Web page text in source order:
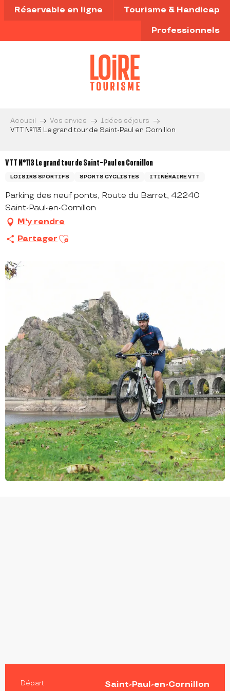
Aller
au
principal
Réservable en ligne Tourisme & Handicap
Professionnels
Accueil Vos envies
Idées séjours
VTT N°113 Le grand tour de Saint-Paul en Cornillon
VTT N°113 Le grand tour de Saint-Paul en Cornillon
LOISIRS SPORTIFS SPORTS CYCLISTES ITINÉRAIRE VTT
Parking des neuf ponts, Route du Barret, 42240
Saint-Paul-en-Cornillon
M'y rendre
Partager Ajouter aux favoris
Départ Saint-Paul-en-Cornillon